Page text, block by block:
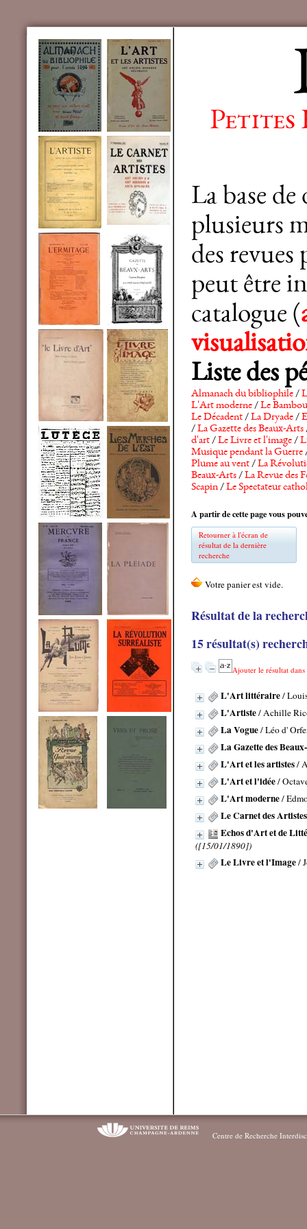
Petites
La base
plusieurs
des revues
peut être
catalogue (
Liste des
Almanach du bibliophile/
L'Art moderne/Le Bambou
Le Décadent/La Dryade/
/La Gazette des Beaux-Arts
d'art/Le Livre et l'image/
Musique pendant la Guerre
Plume au vent/La
Beaux-Arts/La Revue des
Scapin/Le Spectateur
A partir de cette page vous
Retourner à l'écran de
résultat de la dernière
recherche
Résultat de la
15 résultat(s)
Ajouter le résultat
L'Art littéraire/
L'Artiste/ Achille
La Vogue/ Léo d'
La Gazette des
L'Art et les artistes/
L'Art et l'idée/
L'Art moderne/
Le Carnet des Artistes
Echos d'Art et de
([15/01/1890])
Le Livre et l'Image/
Centre de Recherche